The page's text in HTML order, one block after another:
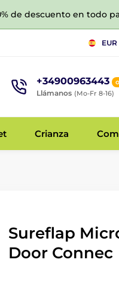
de descuento en todo
EUR
+34900963443
Llámanos (Mo-Fr 8-16)
Crianza
Sureflap
Door Connec